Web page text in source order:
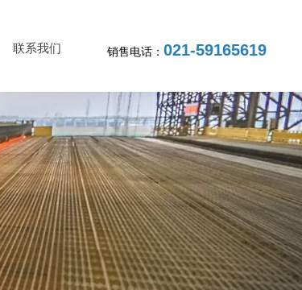
联系我们 销售电话：021-59165619